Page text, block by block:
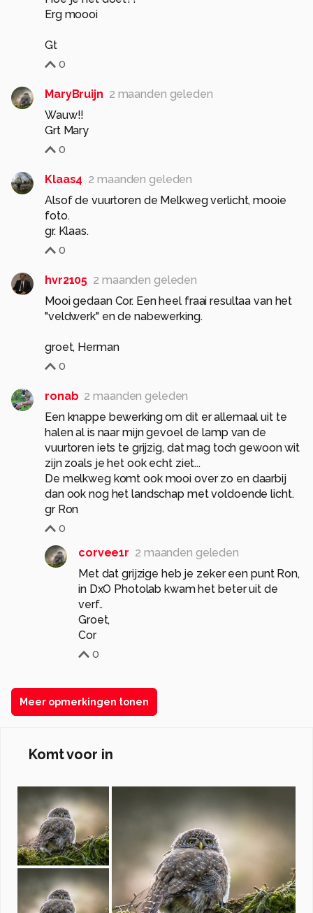
Erg moooi
Gt
0
MaryBruijn 2 maanden geleden
Wauw!!
Grt Mary
0
Klaas4 2 maanden geleden
Alsof de vuurtoren de Melkweg verlicht, mooie
foto.
gr. Klaas.
0
hvr2105 2 maanden geleden
Mooi gedaan Cor. Een heel fraai resultaa van het
"veldwerk" en de nabewerking.
groet, Herman
0
ronab 2 maanden geleden
Een knappe bewerking om dit er allemaal uit te
halen al is naar mijn gevoel de lamp van de
vuurtoren iets te grijzig, dat mag toch gewoon wit
zijn zoals je het ook echt ziet...
De melkweg komt ook mooi over zo en daarbij
dan ook nog het landschap met voldoende licht.
gr Ron
0
corvee1r 2 maanden geleden
Met dat grijzige heb je zeker een punt Ron,
in DxO Photolab kwam het beter uit de
verf..
Groet,
Cor
0
Meer opmerkingen tonen
Komt voor in